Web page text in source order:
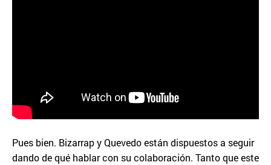
Pues bien. Bizarrap y Quevedo están dispuestos a seguir
dando de qué hablar con su colaboración. Tanto que este